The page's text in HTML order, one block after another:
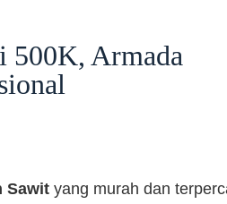
500K, Armada
Sawit yang murah dan